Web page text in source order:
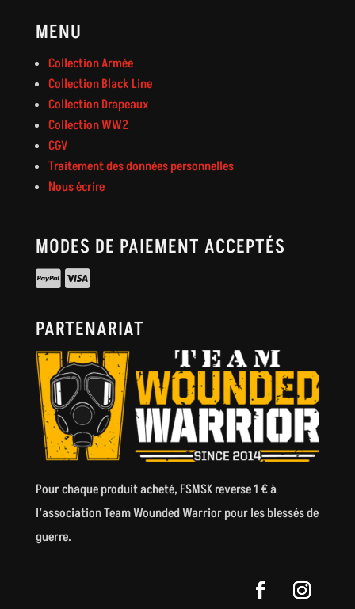
MENU
Collection Armée
Collection Black Line
Collection Drapeaux
Collection WW2
CGV
Traitement des données personnelles
Nous écrire
MODES DE PAIEMENT ACCEPTÉS
PARTENARIAT
Pour chaque produit acheté, FSMSK reverse 1 € à
l’associationTeam Wounded Warriorpour les blessés de
guerre.